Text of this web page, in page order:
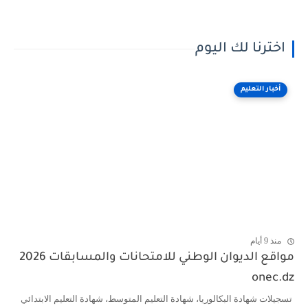
اخترنا لك اليوم
أخبار التعليم
منذ 9 أيام
مواقع الديوان الوطني للامتحانات والمسابقات 2026
onec.dz
تسجيلات شهادة البكالوريا، شهادة التعليم المتوسط، شهادة التعليم الابتدائي